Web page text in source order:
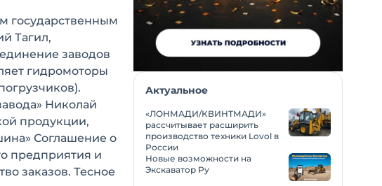
государственным
Тагил,
заводов
гидромоторы
Николай
продукции,
Соглашение о
предприятия и
заказов. Тесное
Актуальное
«ЛОНМАДИ/КВИНТМАДИ»
рассчитывает расширить
производство техники Lovol в
России
Новые возможности на
Экскаватор Ру